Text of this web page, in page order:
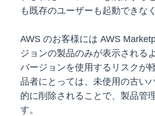
も既存のユーザーも起動できな
AWS のお客様には AWS
ジョンの製品のみが表示される
バージョンを使用するリスクが
品者にとっては、未使用の古い
的に削除されることで、製品管
す。